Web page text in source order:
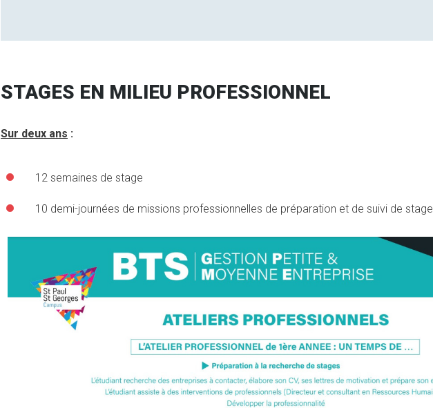
STAGES EN MILIEU PROFESSIONNEL
Sur deux ans :
12 semaines de stage
10 demi-journées de missions professionnelles de préparation et de suivi de stage